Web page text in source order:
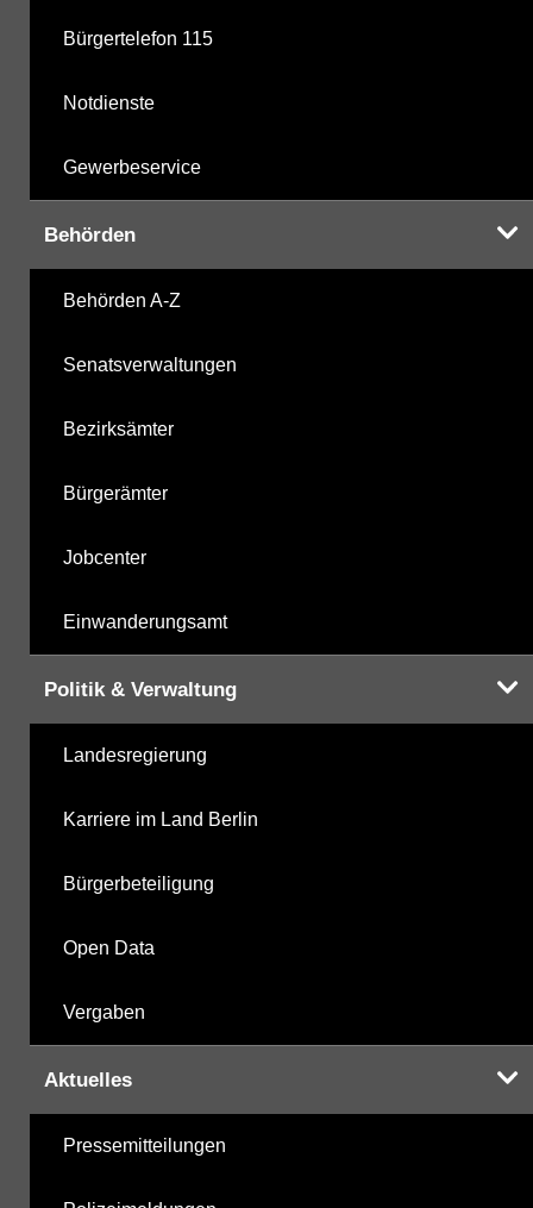
Bürgertelefon 115
Notdienste
Gewerbeservice
Behörden
Behörden A-Z
Senatsverwaltungen
Bezirksämter
Bürgerämter
Jobcenter
Einwanderungsamt
Politik & Verwaltung
Landesregierung
Karriere im Land Berlin
Bürgerbeteiligung
Open Data
Vergaben
Aktuelles
Pressemitteilungen